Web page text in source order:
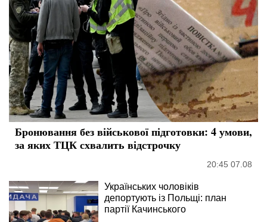
Бронювання без військової підготовки: 4 умови,
за яких ТЦК схвалить відстрочку
20:45 07.08
Українських чоловіків
депортують із Польщі: план
партії Качинського